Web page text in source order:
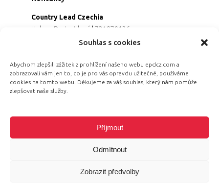
Souhlas s cookies
Abychom zlepšili zážitek z prohlížení našeho webu epdcz.com a
zobrazovali vám jen to, co je pro vás opravdu užitečné, používáme
cookies na tomto webu. Děkujeme za váš souhlas, který nám pomůže
zlepšovat naše služby.
Příjmout
Odmítnout
Zobrazit předvolby
Country Lead Czechia
Helena Dreiseitlová | 731970136
Koordinátorka projektu
Programová ředitelka
Jana Černoušková |607782535
Partnerství & fundraising
730158883
© 2026 Equal Pay Day.